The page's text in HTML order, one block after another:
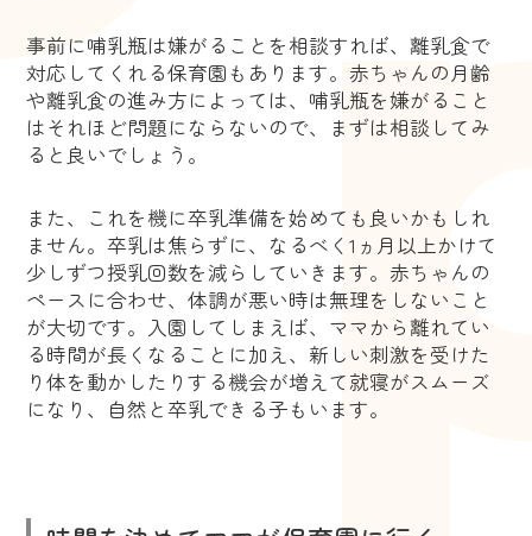
事前に哺乳瓶は嫌がることを相談すれば、離乳食で
対応してくれる保育園もあります。赤ちゃんの月齢
や離乳食の進み方によっては、哺乳瓶を嫌がること
はそれほど問題にならないので、まずは相談してみ
ると良いでしょう。
また、これを機に卒乳準備を始めても良いかもしれ
ません。卒乳は焦らずに、なるべく1ヵ月以上かけて
少しずつ授乳回数を減らしていきます。赤ちゃんの
ペースに合わせ、体調が悪い時は無理をしないこと
が大切です。入園してしまえば、ママから離れてい
る時間が長くなることに加え、新しい刺激を受けた
り体を動かしたりする機会が増えて就寝がスムーズ
になり、自然と卒乳できる子もいます。